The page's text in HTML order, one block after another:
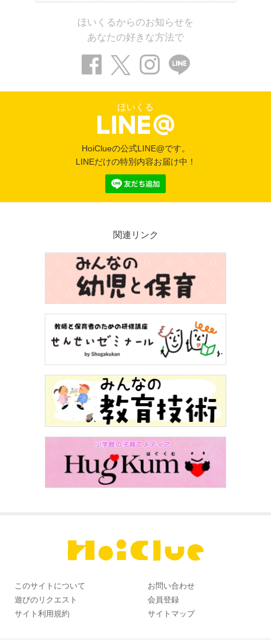
ほいくるからのお知らせを
あなたの好きな方法で
ほいくる
HoiClueの公式LINE@です。
LINEだけの特別内容お届け中！
関連リンク
このサイトについて
お問い合わせ
遊びのリクエスト
会員登録
サイト利用規約
サイトマップ